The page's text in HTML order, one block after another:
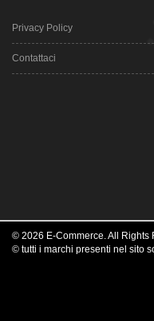
Privacy Policy
Contattaci
© 2026 E-Commerce. All Rights
© tutti i marchi presenti nel sito